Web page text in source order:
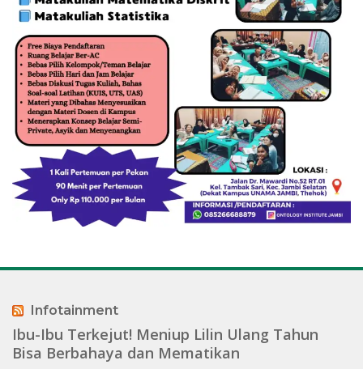
Infotainment
Ibu-Ibu Terkejut! Meniup Lilin Ulang Tahun
Bisa Berbahaya dan Mematikan